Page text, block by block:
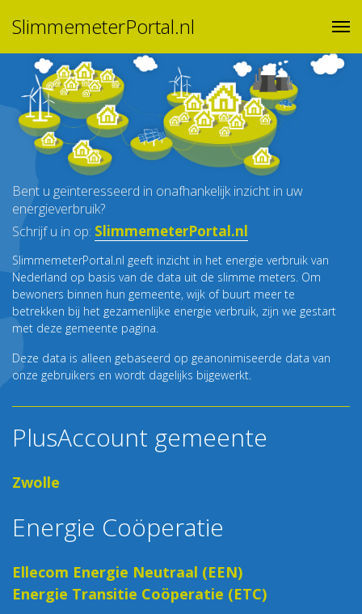
SlimmemeterPortal.nl
Bent u geïnteresseerd in onafhankelijk inzicht in uw
energieverbruik?
Schrijf u in op: SlimmemeterPortal.nl
SlimmemeterPortal.nl geeft inzicht in het energie verbruik van
Nederland op basis van de data uit de slimme meters. Om
bewoners binnen hun gemeente, wijk of buurt meer te
betrekken bij het gezamenlijke energie verbruik, zijn we gestart
met deze gemeente pagina.
Deze data is alleen gebaseerd op geanonimiseerde data van
onze gebruikers en wordt dagelijks bijgewerkt.
PlusAccount gemeente
Zwolle
Energie Coöperatie
Ellecom Energie Neutraal (EEN)
Energie Transitie Coöperatie (ETC)